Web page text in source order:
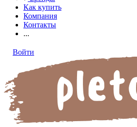
Как купить
Компания
Контакты
...
Войти